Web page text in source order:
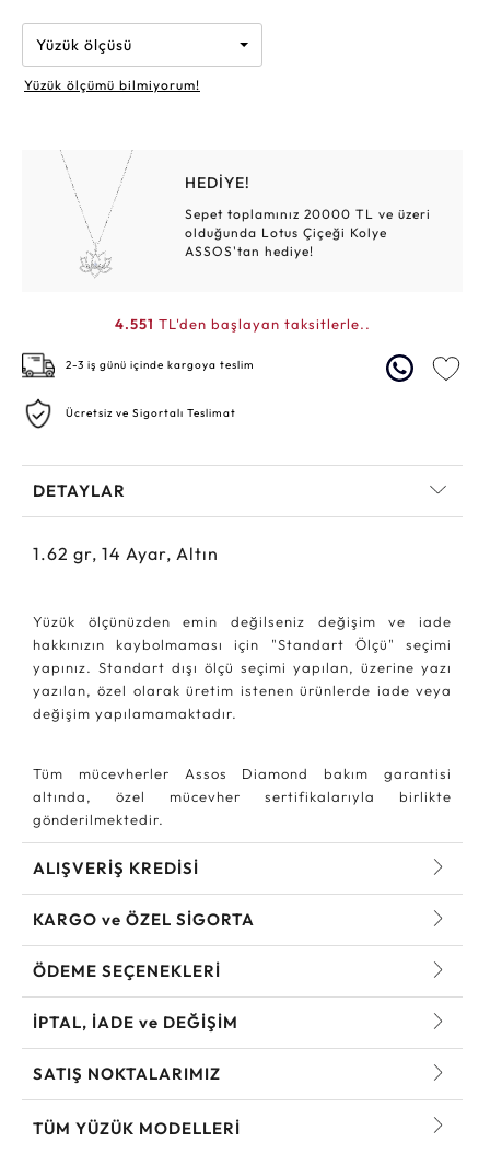
Yüzük ölçüsü
Yüzük ölçümü bilmiyorum!
HEDİYE!
Sepet toplamınız 20000 TL ve üzeri
olduğunda Lotus Çiçeği Kolye
ASSOS'tan hediye!
4.551 TL'den başlayan taksitlerle..
2-3 iş günü içinde kargoya teslim
Ücretsiz ve Sigortalı Teslimat
DETAYLAR
1.62 gr, 14 Ayar, Altın
Yüzük ölçünüzden emin değilseniz değişim ve iade
hakkınızın kaybolmaması için "Standart Ölçü" seçimi
yapınız. Standart dışı ölçü seçimi yapılan, üzerine yazı
yazılan, özel olarak üretim istenen ürünlerde iade veya
değişim yapılamamaktadır.
Tüm mücevherler Assos Diamond bakım garantisi
altında, özel mücevher sertifikalarıyla birlikte
gönderilmektedir.
ALIŞVERİŞ KREDİSİ
KARGO ve ÖZEL SİGORTA
ÖDEME SEÇENEKLERİ
İPTAL, İADE ve DEĞİŞİM
SATIŞ NOKTALARIMIZ
TÜM YÜZÜK MODELLERI